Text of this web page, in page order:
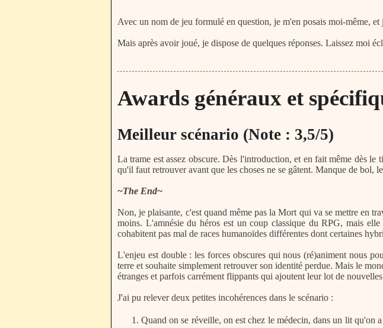
Avec un nom de jeu formulé en question, je m'en posais moi-même, et
Mais après avoir joué, je dispose de quelques réponses. Laissez moi
Awards généraux et
Meilleur scénario (Note : 3,5/5)
La trame est assez obscure. Dès l'introduction, et en fait même dès
qu'il faut retrouver avant que les choses ne se gâtent. Manque de bol,
~The End~
Non, je plaisante, c'est quand même pas la Mort qui va se mettre en
moins. L'amnésie du héros est un coup classique du RPG, mais
cohabitent pas mal de races humanoïdes différentes dont certaines
L'enjeu est double : les forces obscures qui nous (ré)animent nous
terre et souhaite simplement retrouver son identité perdue. Mais le
étranges et parfois carrément flippants qui ajoutent leur lot de
J'ai pu relever deux petites incohérences dans le scénario :
Quand on se réveille, on est chez le médecin, dans un lit qu'on